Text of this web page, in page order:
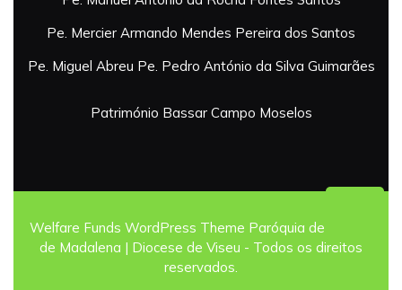
Pe. Mercier Armando Mendes Pereira dos Santos
Pe. Miguel Abreu Pe. Pedro António da Silva Guimarães
Património Bassar Campo Moselos
Welfare Funds WordPress Theme Paróquia de Campo
de Madalena | Diocese de Viseu - Todos os direitos
reservados.